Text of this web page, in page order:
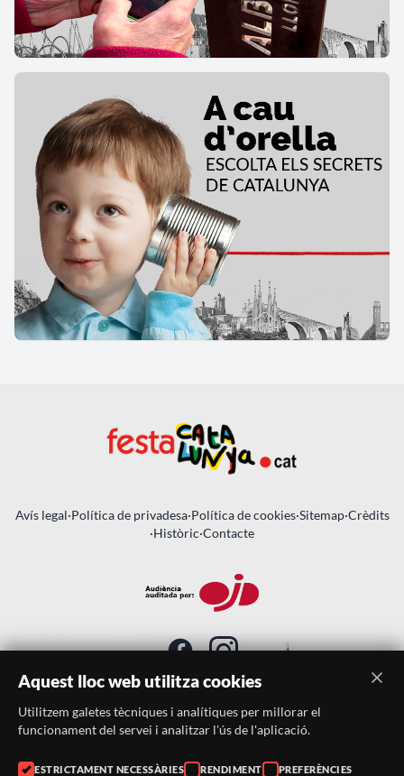
Avís legal·Política de privadesa·Política de cookies·Sitemap·Crèdits
·Històric·Contacte
SUBSCRIU-TE AL BUTLLETÍ
Telèfon: 938046359
Aquest lloc web utilitza cookies
Utilitzem galetes tècniques i analítiques per millorar el
funcionament del servei i analitzar l'ús de l'aplicació.
ESTRICTAMENT NECESSÀRIES RENDIMENT PREFERÈNCIES